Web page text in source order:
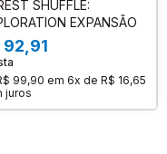
SHUFFLE:
EXPANSÃO
92,91
99,90 em 6x de R$ 16,65
juros